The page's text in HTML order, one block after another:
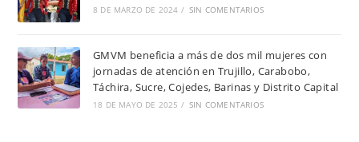
8 DE MARZO DE 2024 / SIN COMENTARIOS
GMVM beneficia a más de dos mil mujeres con
jornadas de atención en Trujillo, Carabobo,
Táchira, Sucre, Cojedes, Barinas y Distrito Capital
18 DE MAYO DE 2025 / SIN COMENTARIOS